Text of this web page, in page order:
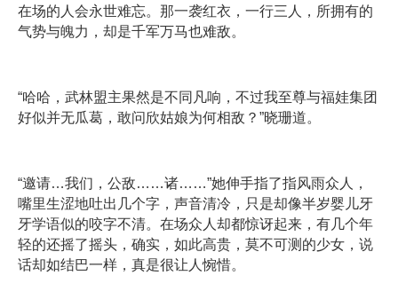
在场的人会永世难忘。那一袭红衣，一行三人，所拥有的
气势与魄力，却是千军万马也难敌。
“哈哈，武林盟主果然是不同凡响，不过我至尊与福娃集团
好似并无瓜葛，敢问欣姑娘为何相敌？”晓珊道。
“邀请…我们，公敌……诸……”她伸手指了指风雨众人，
嘴里生涩地吐出几个字，声音清冷，只是却像半岁婴儿牙
牙学语似的咬字不清。在场众人却都惊讶起来，有几个年
轻的还摇了摇头，确实，如此高贵，莫不可测的少女，说
话却如结巴一样，真是很让人惋惜。